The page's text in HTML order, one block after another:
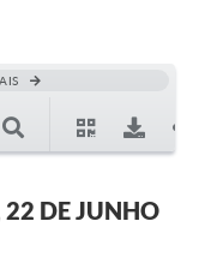
DE JUNHO